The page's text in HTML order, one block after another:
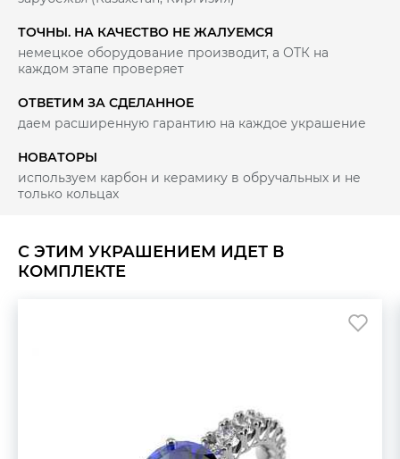
С ЭТИМ УКРАШЕНИЕМ ИДЕТ В
КОМПЛЕКТЕ
ТОЧНЫ. НА КАЧЕСТВО НЕ ЖАЛУЕМСЯ
немецкое оборудование производит, а ОТК на
каждом этапе проверяет
ОТВЕТИМ ЗА СДЕЛАННОЕ
даем расширенную гарантию на каждое украшение
НОВАТОРЫ
используем карбон и керамику в обручальных и не
только кольцах